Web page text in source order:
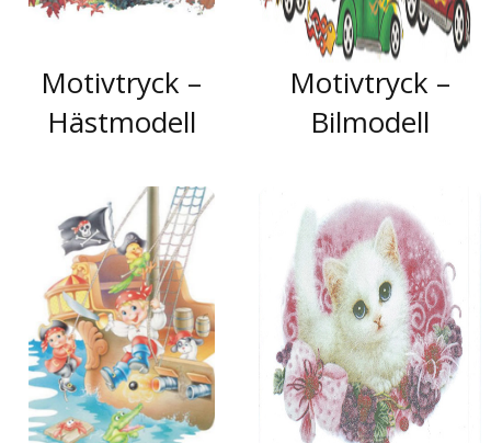
Motivtryck –
Hästmodell
Motivtryck –
Bilmodell